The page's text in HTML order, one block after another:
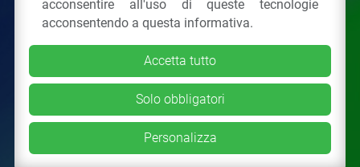
Tutti i diritti riservati Privacy Policy &Cookie
acconsentire all'uso di queste tecnologie
acconsentendo a questa informativa.
Accetta tutto
Solo obbligatori
Personalizza